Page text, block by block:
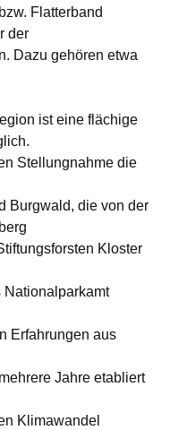
Flatterband
der
Dazu gehören etwa
ist eine flächige
Stellungnahme die
Burgwald, die von der
Kloster
Nationalparkamt
Erfahrungen aus
Jahre etabliert
Klimawandel